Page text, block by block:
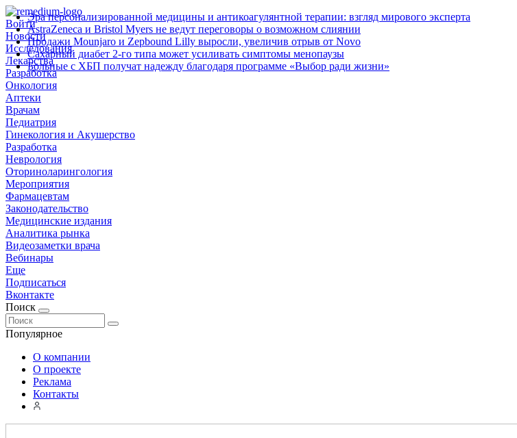
Войти
Новости
Исследования
Лекарства
Разработка
Онкология
Аптеки
Врачам
Педиатрия
Гинекология и Акушерство
Разработка
Неврология
Оториноларингология
Мероприятия
Фармацевтам
Законодательство
Медицинские издания
Аналитика рынка
Видеозаметки врача
Вебинары
Еще
Подписаться
Вконтакте
Поиск
Популярное
Эра персонализированной медицины и антикоагулянтной терапии: взгляд мирового эксперта
AstraZeneca и Bristol Myers не ведут переговоры о возможном слиянии
Продажи Mounjaro и Zepbound Lilly выросли, увеличив отрыв от Novo
Сахарный диабет 2‑го типа может усиливать симптомы менопаузы
Больные с ХБП получат надежду благодаря программе «Выбор ради жизни»
О компании
О проекте
Реклама
Контакты